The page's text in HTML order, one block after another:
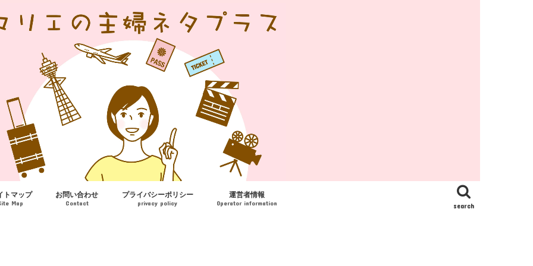
search
トマップ
Map
お問い合わせ
Contact
プライバシーポリシー
privacy policy
運営者情報
Operator information